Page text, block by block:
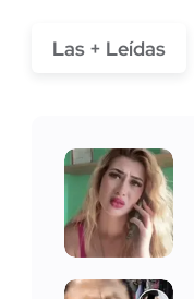
Las + Leídas